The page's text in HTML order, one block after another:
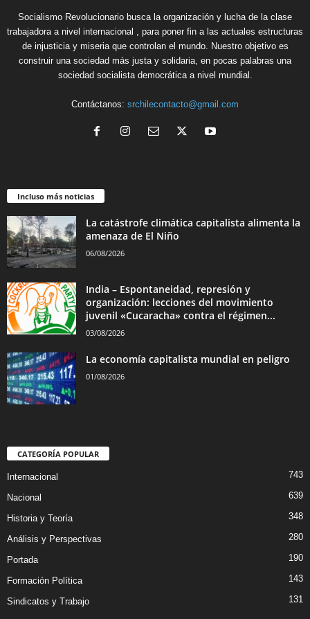
Socialismo Revolucionario busca la organización y lucha de la clase
trabajadora a nivel internacional , para poner fin a las actuales estructuras
de injusticia y miseria que controlan el mundo. Nuestro objetivo es
construir una sociedad más justa y solidaria, en pocas palabras una
sociedad socialista democrática a nivel mundial.
Contáctanos: srchilecontacto@gmail.com
Incluso más noticias
La catástrofe climática capitalista alimenta la
amenaza de El Niño
06/08/2026
India – Espontaneidad, represión y
organización: lecciones del movimiento
juvenil «Cucaracha» contra el régimen...
03/08/2026
La economía capitalista mundial en peligro
01/08/2026
CATEGORÍA POPULAR
Internacional 743
Nacional 639
Historia y Teoría 348
Análisis y Perspectivas 280
Portada 190
Formación Política 143
Sindicatos y Trabajo 131